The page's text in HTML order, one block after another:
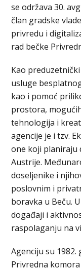
se održava 30.
član gradske
privredu i
rad bečke
Kao
usluge
kao i pomoć
prostora,
tehnologija i
agencije je i tzv.
one koji planiraju
Austrije.
doseljenike i
poslovnim i
boravka u Beču.
događaji i
raspolaganju na
Agenciju su 1982.
Privredna